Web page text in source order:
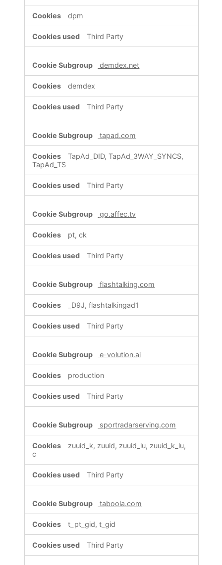
dpm
Third Party
demdex.net
demdex
Third Party
tapad.com
TapAd_DID, TapAd_3WAY_SYNCS,
TapAd_TS
Third Party
go.affec.tv
pt, ck
Third Party
flashtalking.com
_D9J, flashtalkingad1
Third Party
e-volution.ai
production
Third Party
sportradarserving.com
zuuid_k, zuuid, zuuid_lu, zuuid_k_lu,
c
Third Party
taboola.com
t_pt_gid, t_gid
Third Party